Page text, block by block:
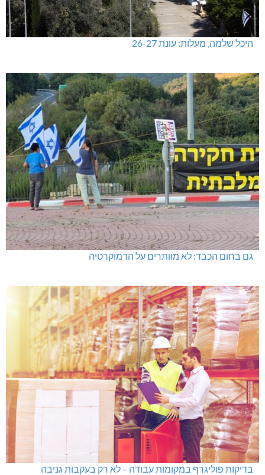
היכל שלמה, מעלות: עונת 26-27
גם בחום הכבד: לא מוותרים על הדמוקרטיה
בדיקות פוליגרף במקומות עבודה – לא רק בעקבות גניבה